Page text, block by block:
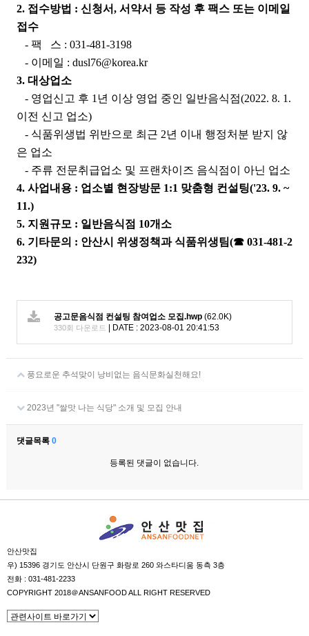
2. 접수방법 : 신청서, 서약서 등 작성 후 팩스 또는 이메일
접수
- 팩 스 : 031-481-3198
- 이메일 : dusl76@korea.kr
3. 대상업소
- 영업신고 후 1년 이상 영업 중인 일반음식점(2022. 8. 1.
이전 신고 업소)
- 식품위생법 위반으로 최근 2년 이내 행정처분 받지 않
은 업소
- 주류 전문취급업소 및 프랜차이즈 음식점이 아닌 업소
4. 사업내용 : 업소별 현장방문 1:1 맞춤형 컨설팅('23. 9. ~
11.)
5. 지원규모 : 일반음식점 10개소
6. 기타문의 : 안산시 위생정책과 식품위생팀(☎ 031-481-2
232)
공고문음식점 컨설팅 참여업소 모집.hwp(62.0K)
330회 다운로드 DATE : 2023-08-01 20:41:53
풍요로운 추석맞이 낭비없는 음식문화실천해요!
2023년 "쌀맛 나는 식당" 소개 및 모집 안내
댓글목록 0
등록된 댓글이 없습니다.
안산맛집
우) 15396 경기도 안산시 단원구 화랑로 260 와스타디움 동측 3층
전화 : 031-481-2233
COPYRIGHT 2018＠ANSANFOOD ALL RIGHT RESERVED